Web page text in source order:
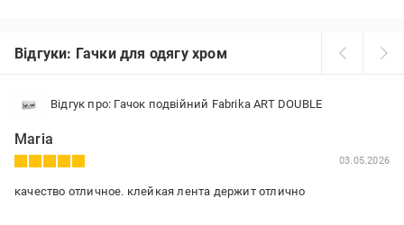
Відгуки: Гачки для одягу хром
Відгук про: Гачок подвійний Fabrika ART DOUBLE
Maria
03.05.2026
качество отличное. клейкая лента держит отлично